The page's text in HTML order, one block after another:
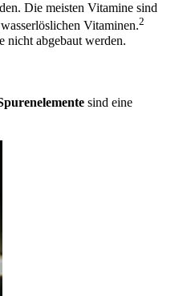
Die meisten Vitamine sind
Vitaminen.2
nicht abgebaut werden.
sind eine